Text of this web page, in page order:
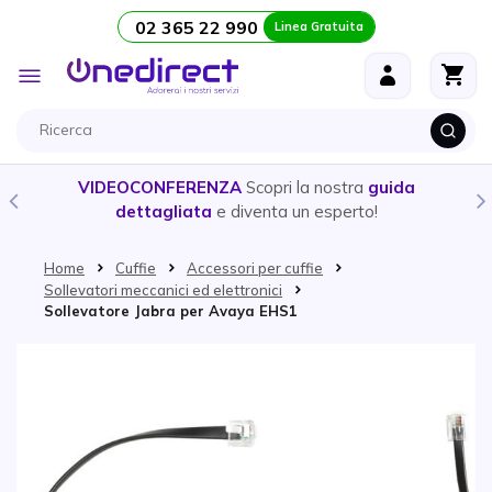
Salta al contenuto 02 365 22 990 Linea Gratuita
Toggle
Nav
VIDEOCONFERENZA Scopri la nostra guida
dettagliata e diventa un esperto!
Home Cuffie
Accessori per cuffie
Sollevatori meccanici ed elettronici
Sollevatore Jabra per Avaya EHS1